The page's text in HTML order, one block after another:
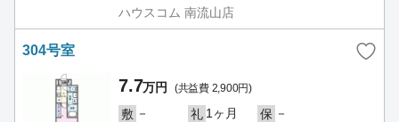
ハウスコム 南流山店
304号室
7.7万円 (共益費 2,900円)
敷 － 礼 1ヶ月 保 －